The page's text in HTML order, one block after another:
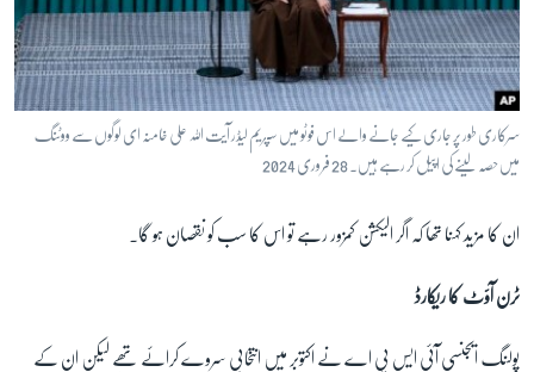
سرکاری طور پر جاری کیے جانے والے اس فوٹو میں سپریم لیڈر آیت اللہ علی خامنہ ای لوگوں سے ووٹنگ
میں حصہ لینے کی اپیل کر رہے ہیں۔ 28 فروری 2024
ان کا مزید کہنا تھا کہ اگر الیکشن کمزور رہے تو اس کا سب کو نقصان ہو گا۔
ٹرن آؤٹ کا ریکارڈ
پولنگ ایجنسی آئی ایس پی اے نے اکتوبر میں انتخابی سروے کرائے تھے لیکن ان کے